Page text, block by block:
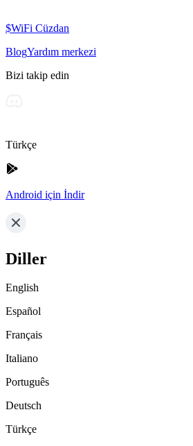
$WiFi Cüzdan
BlogYardım merkezi
Bizi takip edin
Türkçe
Android için İndir
Diller
English
Español
Français
Italiano
Português
Deutsch
Türkçe